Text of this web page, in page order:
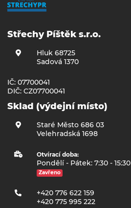
Střechy Píštěk s.r.o.
Hluk 68725
Sadová 1370
IČ: 07700041
DIČ: CZ07700041
Sklad (výdejní místo)
Staré Město 686 03
Velehradská 1698
Otvírací doba:
Pondělí - Pátek: 7:30 - 15:30
Zavřeno
+420 776 622 159
+420 775 995 222